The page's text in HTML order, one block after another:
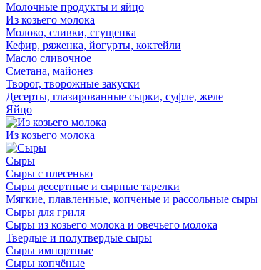
Молочные продукты и яйцо
Из козьего молока
Молоко, сливки, сгущенка
Кефир, ряженка, йогурты, коктейли
Масло сливочное
Сметана, майонез
Творог, творожные закуски
Десерты, глазированные сырки, суфле, желе
Яйцо
Из козьего молока
Сыры
Сыры с плесенью
Сыры десертные и сырные тарелки
Мягкие, плавленные, копченые и рассольные сыры
Сыры для гриля
Сыры из козьего молока и овечьего молока
Твердые и полутвердые сыры
Сыры импортные
Сыры копчёные